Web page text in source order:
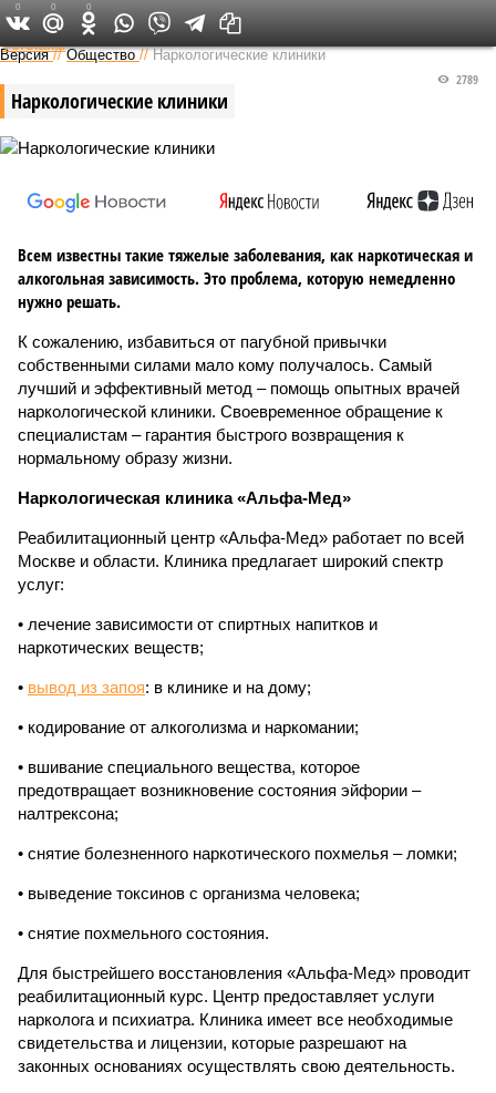
Федеральный выпуск
Версия //Общество //Наркологические клиники
Наркологические клиники
2789
Всем известны такие тяжелые заболевания, как наркотическая и
алкогольная зависимость. Это проблема, которую немедленно
нужно решать.
К сожалению, избавиться от пагубной привычки
собственными силами мало кому получалось. Самый
лучший и эффективный метод – помощь опытных врачей
наркологической клиники. Своевременное обращение к
специалистам – гарантия быстрого возвращения к
нормальному образу жизни.
Наркологическая клиника «Альфа-Мед»
Реабилитационный центр «Альфа-Мед» работает по всей
Москве и области. Клиника предлагает широкий спектр
услуг:
• лечение зависимости от спиртных напитков и
наркотических веществ;
• вывод из запоя: в клинике и на дому;
• кодирование от алкоголизма и наркомании;
• вшивание специального вещества, которое
предотвращает возникновение состояния эйфории –
налтрексона;
• снятие болезненного наркотического похмелья – ломки;
• выведение токсинов с организма человека;
• снятие похмельного состояния.
Для быстрейшего восстановления «Альфа-Мед» проводит
реабилитационный курс. Центр предоставляет услуги
нарколога и психиатра. Клиника имеет все необходимые
свидетельства и лицензии, которые разрешают на
законных основаниях осуществлять свою деятельность.
0 0 0